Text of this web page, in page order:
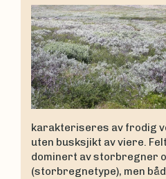
karakteriseres av frodig
uten busksjikt av viere.
dominert av storbregner
(storbregnetype), men